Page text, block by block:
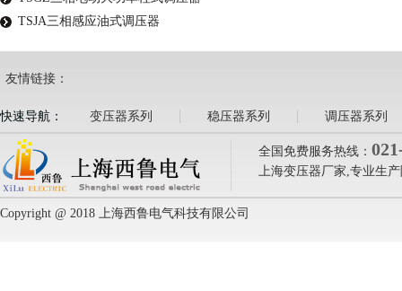
TSJA三相感应油式调压器
友情链接：
快速导航： 变压器系列 稳压器系列 调压器系列
全国免费服务热线：
上海变压器厂家,专业生
Copyright @ 2018 上海西鲁电气科技有限公司